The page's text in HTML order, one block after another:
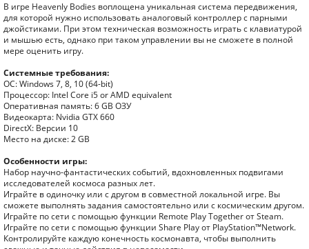
В игре Heavenly Bodies воплощена уникальная система передвижения,
для которой нужно использовать аналоговый контроллер с парными
джойстиками. При этом техническая возможность играть с клавиатурой
и мышью есть, однако при таком управлении вы не сможете в полной
мере оценить игру.
Системные требования:
ОС: Windows 7, 8, 10 (64-bit)
Процессор: Intel Core i5 or AMD equivalent
Оперативная память: 6 GB ОЗУ
Видеокарта: Nvidia GTX 660
DirectX: Версии 10
Место на диске: 2 GB
Особенности игры:
Набор научно-фантастических событий, вдохновленных подвигами
исследователей космоса разных лет.
Играйте в одиночку или с другом в совместной локальной игре. Вы
сможете выполнять задания самостоятельно или с космическим другом.
Играйте по сети с помощью функции Remote Play Together от Steam.
Играйте по сети с помощью функции Share Play от PlayStation™Network.
Контролируйте каждую конечность космонавта, чтобы выполнить